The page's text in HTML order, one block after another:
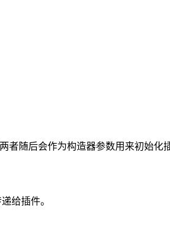
随后会作为构造器参数用来初始化
给插件。